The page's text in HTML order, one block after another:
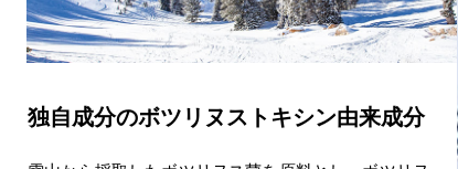
独自成分のボツリヌストキシン由来成分